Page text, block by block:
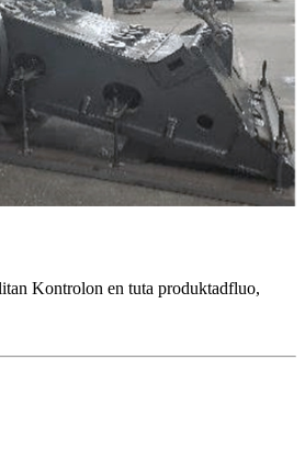
Kontrolon en tuta produktadfluo,